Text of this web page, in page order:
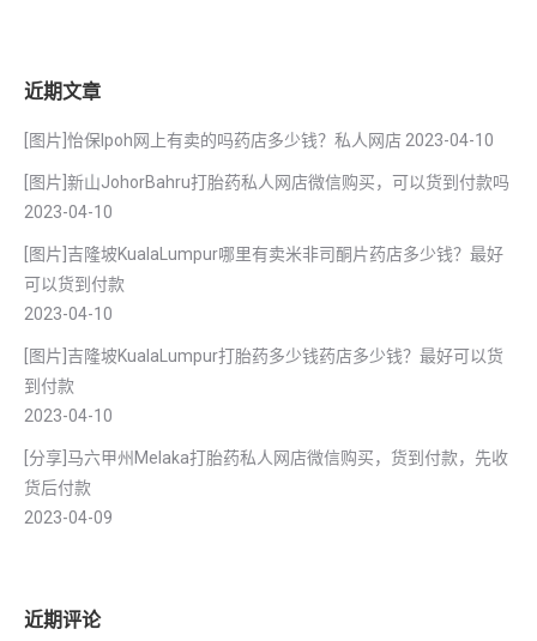
近期文章
[图片]怡保lpoh网上有卖的吗药店多少钱？私人网店 2023-04-10
[图片]新山JohorBahru打胎药私人网店微信购买，可以货到付款吗
2023-04-10
[图片]吉隆坡KualaLumpur哪里有卖米非司酮片药店多少钱？最好
可以货到付款
2023-04-10
[图片]吉隆坡KualaLumpur打胎药多少钱药店多少钱？最好可以货
到付款
2023-04-10
[分享]马六甲州Melaka打胎药私人网店微信购买，货到付款，先收
货后付款
2023-04-09
近期评论